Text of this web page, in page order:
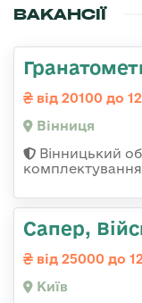
ВАКАНСІЇ
від 20100 до
Вінниця
Вінницький
комплектування
Сапер,
від 25000 до
Київ